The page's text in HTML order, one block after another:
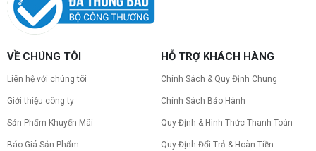
VỀ CHÚNG TÔI
Liên hệ với chúng tôi
Giới thiệu công ty
Sản Phẩm Khuyến Mãi
Báo Giá Sản Phẩm
HỖ TRỢ KHÁCH HÀNG
Chính Sách & Quy Định Chung
Chính Sách Bảo Hành
Quy Định & Hình Thức Thanh Toán
Quy Định Đổi Trả & Hoàn Tiền